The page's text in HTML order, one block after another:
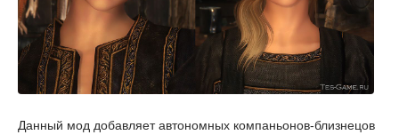
Данный мод добавляет автономных компаньонов-близнецов